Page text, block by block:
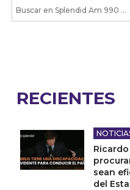
RECIENTES
sean
del